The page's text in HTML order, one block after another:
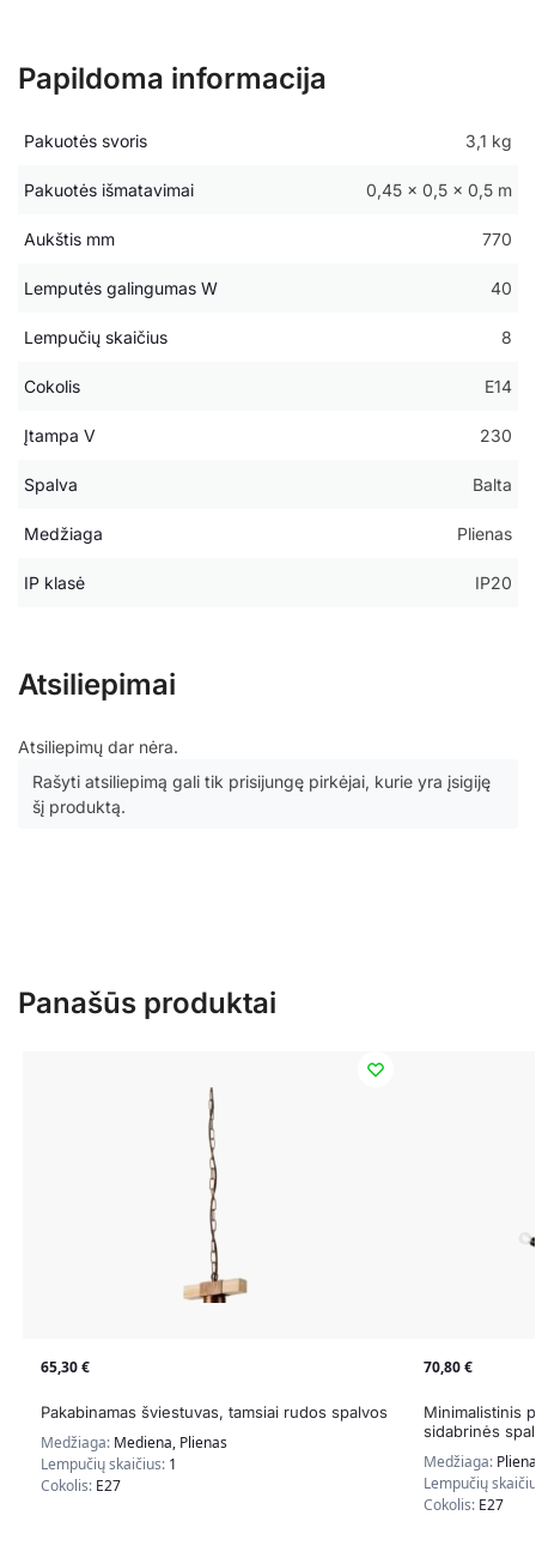
Papildoma informacija
Pakuotės svoris 3,1 kg
Pakuotės išmatavimai 0,45 × 0,5 × 0,5 m
Aukštis mm 770
Lemputės galingumas W 40
Lempučių skaičius 8
Cokolis E14
Įtampa V 230
Spalva Balta
Medžiaga Plienas
IP klasė IP20
Atsiliepimai
Atsiliepimų dar nėra.
Rašyti atsiliepimą gali tik prisijungę pirkėjai, kurie yra įsigiję
šį produktą.
Panašūs produktai
65,30€
Pakabinamas šviestuvas, tamsiai rudos spalvos
Medžiaga: Mediena, Plienas
Lempučių skaičius: 1
Cokolis: E27
70,80€
Minimalistinis
sidabrinės
Medžiaga:
Lempučių
Cokolis: E27